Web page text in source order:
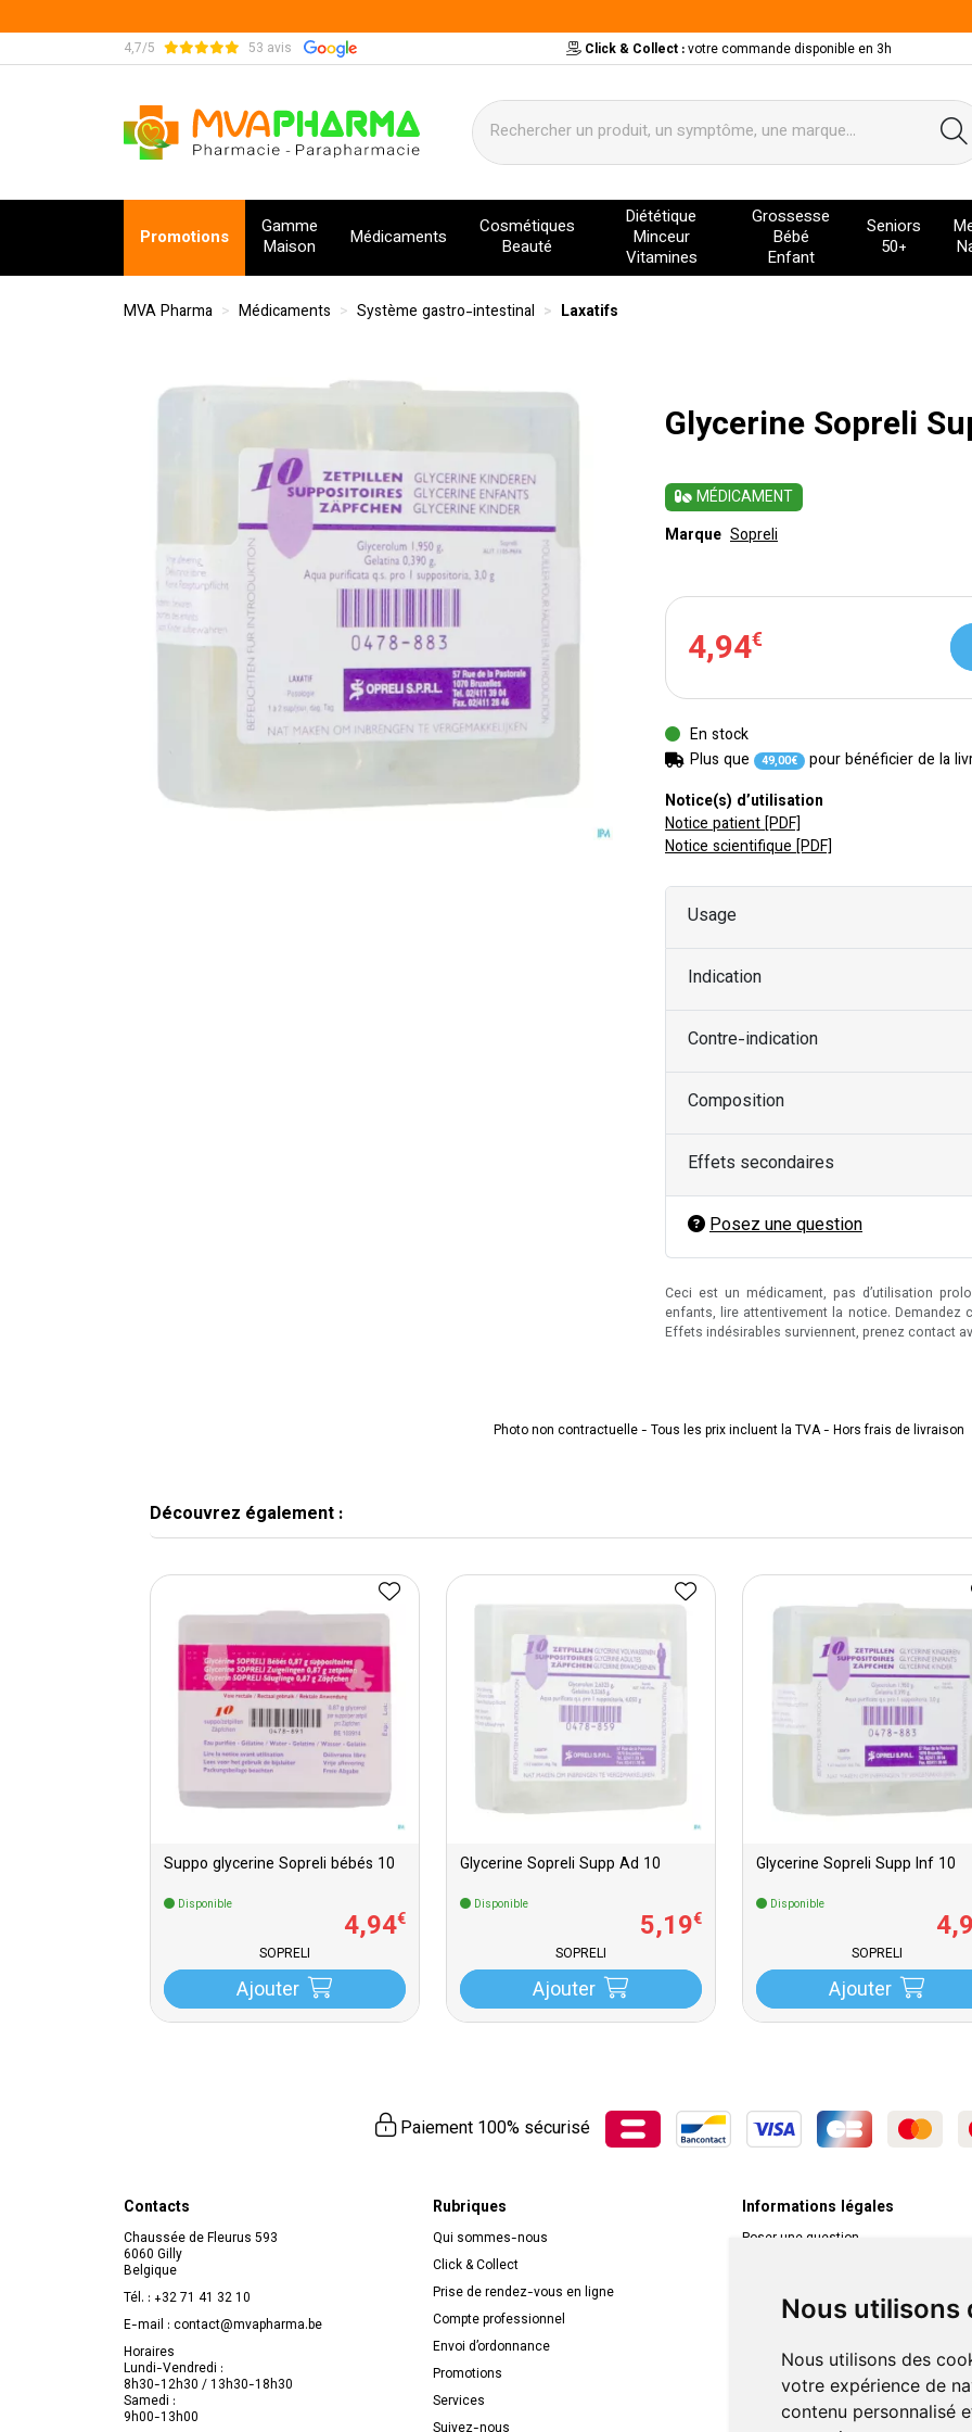
Nous utilisons
Nous utilisons des
votre expérience de
contenu personnalisé
4,7/5 53 avis Click & Collect :votre commande disponible en 3h
MVA Pharma Votre pharmacie en ligne à votre service
Promotions
Gamme
Maison
Médicaments
Cosmétiques
Beauté
Diététique
Minceur
Vitamines
Grossesse
Bébé
Enfant
Seniors
50+
MVA Pharma Médicaments Système gastro-intestinal Laxatifs
Glycerine Sopreli
MÉDICAMENT
Marque Sopreli
4,94€
En stock
Plus que
49,00€ pour bénéficier de la
Notice(s) d’utilisation
Notice patient [PDF]
Notice scientifique [PDF]
Usage
Indication
Contre-indication
Composition
Effets secondaires
Posez une question
Ceci est un médicament, pas d’utilisation
enfants, lire attentivement la notice.
Effets indésirables surviennent, prenez contact
Photo non contractuelle - Tous les prix incluent la TVA - Hors frais de livraison
Découvrez également :
Suppo glycerine Sopreli bébés 10
Disponible
4,94€
SOPRELI
Ajouter
Glycerine Sopreli Supp Ad 10
Disponible
5,19€
SOPRELI
Ajouter
Glycerine Sopreli Supp Inf 10
Disponible
4,
SOPRELI
Ajouter
Paiement 100% sécurisé
Contacts
Chaussée de Fleurus 593
6060 Gilly
Belgique
Tél. : +32 71 41 32 10
E-mail : contact@mvapharma.be
Horaires
Lundi-Vendredi :
8h30-12h30 / 13h30-18h30
Samedi :
9h00-13h00
Rubriques
Qui sommes-nous
Click & Collect
Prise de rendez-vous en ligne
Compte professionnel
Envoi d’ordonnance
Promotions
Services
Informations légales
Poser une question
Mes préférences Cookies